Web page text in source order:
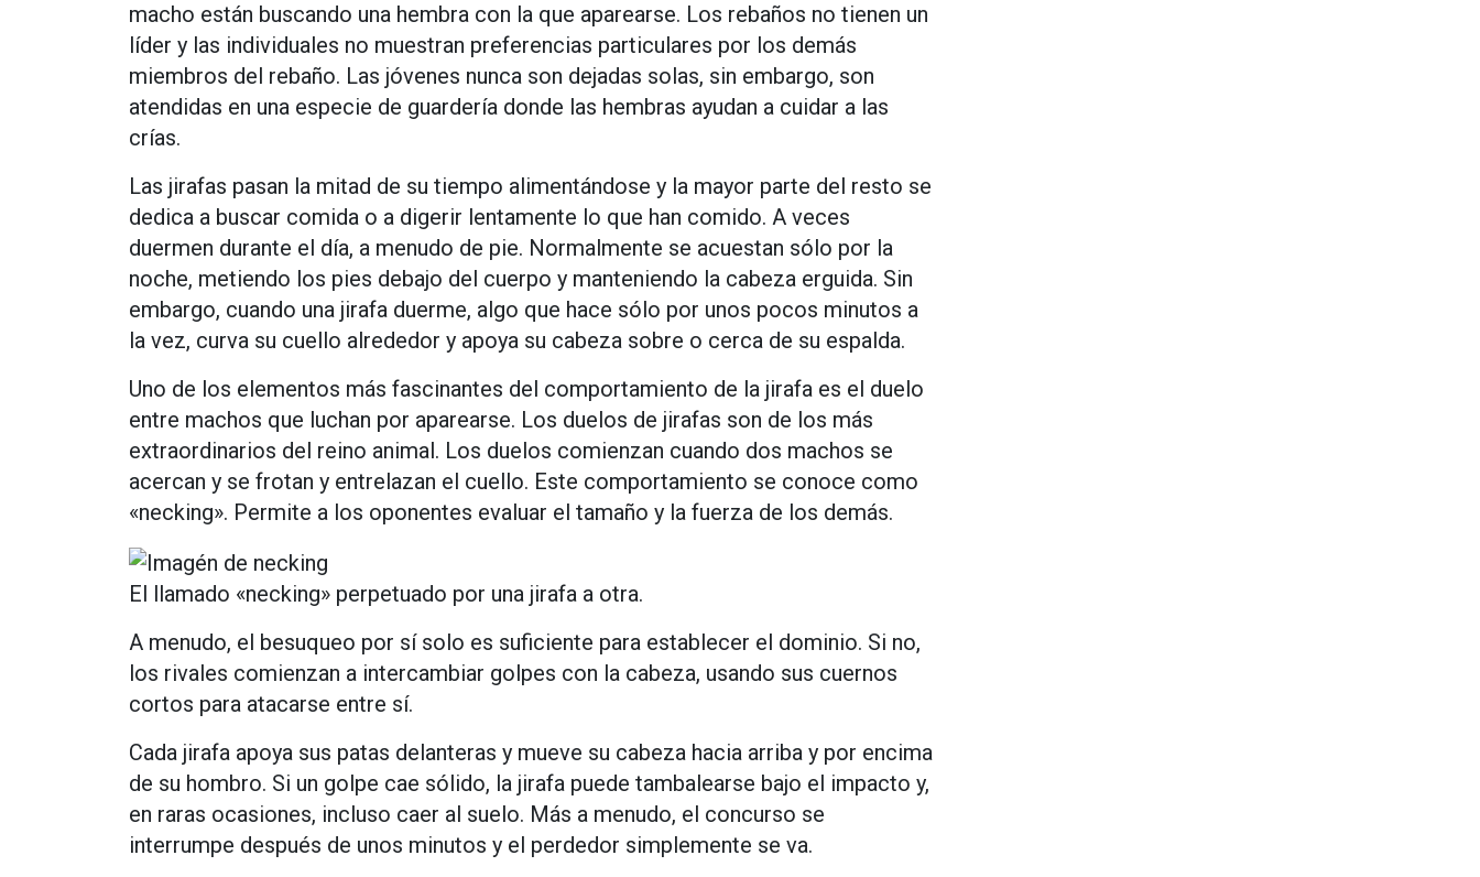
macho están buscando una hembra con la que aparearse. Los rebaños no tienen un
líder y las individuales no muestran preferencias particulares por los demás
miembros del rebaño. Las jóvenes nunca son dejadas solas, sin embargo, son
atendidas en una especie de guardería donde las hembras ayudan a cuidar a las
crías.
Las jirafas pasan la mitad de su tiempo alimentándose y la mayor parte del resto se
dedica a buscar comida o a digerir lentamente lo que han comido. A veces
duermen durante el día, a menudo de pie. Normalmente se acuestan sólo por la
noche, metiendo los pies debajo del cuerpo y manteniendo la cabeza erguida. Sin
embargo, cuando una jirafa duerme, algo que hace sólo por unos pocos minutos a
la vez, curva su cuello alrededor y apoya su cabeza sobre o cerca de su espalda.
Uno de los elementos más fascinantes del comportamiento de la jirafa es el duelo
entre machos que luchan por aparearse. Los duelos de jirafas son de los más
extraordinarios del reino animal. Los duelos comienzan cuando dos machos se
acercan y se frotan y entrelazan el cuello. Este comportamiento se conoce como
«necking». Permite a los oponentes evaluar el tamaño y la fuerza de los demás.
El llamado «necking» perpetuado por una jirafa a otra.
A menudo, el besuqueo por sí solo es suficiente para establecer el dominio. Si no,
los rivales comienzan a intercambiar golpes con la cabeza, usando sus cuernos
cortos para atacarse entre sí.
Cada jirafa apoya sus patas delanteras y mueve su cabeza hacia arriba y por encima
de su hombro. Si un golpe cae sólido, la jirafa puede tambalearse bajo el impacto y,
en raras ocasiones, incluso caer al suelo. Más a menudo, el concurso se
interrumpe después de unos minutos y el perdedor simplemente se va.